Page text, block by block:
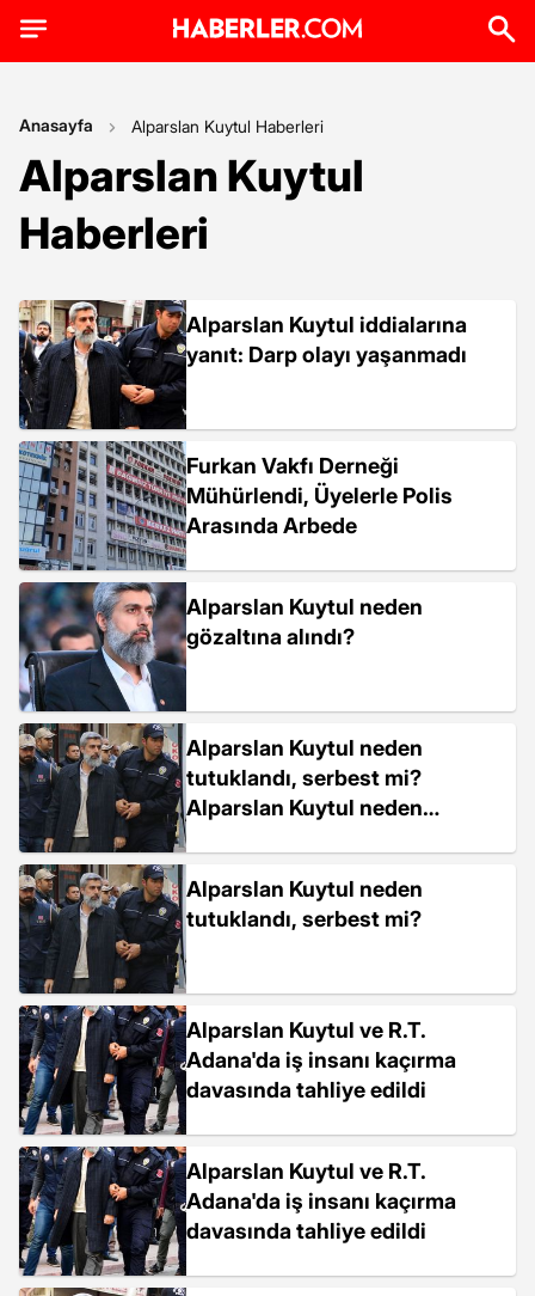
Anasayfa Alparslan Kuytul Haberleri
Alparslan Kuytul
Haberleri
Alparslan Kuytul iddialarına
yanıt: Darp olayı yaşanmadı
Furkan Vakfı Derneği
Mühürlendi, Üyelerle Polis
Arasında Arbede
Alparslan Kuytul neden
gözaltına alındı?
Alparslan Kuytul neden
tutuklandı, serbest mi?
Alparslan Kuytul neden
ile suçlandı?
Alparslan Kuytul neden
tutuklandı, serbest mi?
Alparslan Kuytul ve R.T.
Adana'da iş insanı kaçırma
davasında tahliye edildi
Alparslan Kuytul ve R.T.
Adana'da iş insanı kaçırma
davasında tahliye edildi